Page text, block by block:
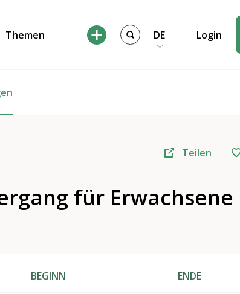
Themen DE Login
Teilen
für Erwachsene
BEGINN ENDE